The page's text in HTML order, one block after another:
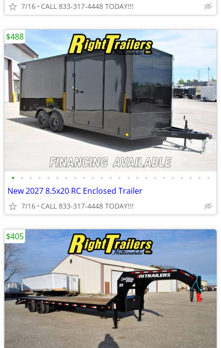
7/16 CALL 833-317-4448 TODAY!!!
• • • • • • • • • • • • • • • • • • • • • • •
New 2027 8.5x20 RC Enclosed Trailer
7/16 CALL 833-317-4448 TODAY!!!
$488
$405